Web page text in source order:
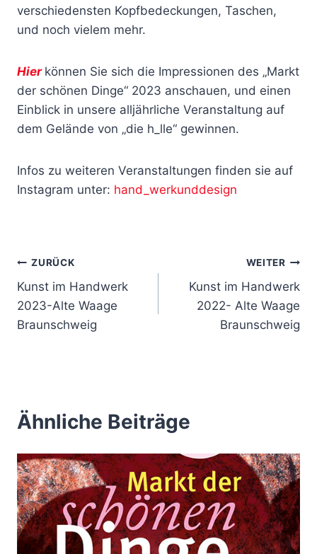
verschiedensten Kopfbedeckungen, Taschen,
und noch vielem mehr.
Hier können Sie sich die Impressionen des „Markt
der schönen Dinge“ 2023 anschauen, und einen
Einblick in unsere alljährliche Veranstaltung auf
dem Gelände von „die h_lle“ gewinnen.
Infos zu weiteren Veranstaltungen finden sie auf
Instagram unter: hand_werkunddesign
Beitragsnavigation
ZURÜCK
Kunst im Handwerk
2023-Alte Waage
Braunschweig
WEITER
Kunst im Handwerk
2022- Alte Waage
Braunschweig
Ähnliche Beiträge